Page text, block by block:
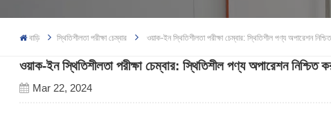
বাড়ি স্থিতিশীলতা পরীক্ষা চেম্বার ওয়াক-ইন স্থিতিশীলতা পরীক্ষা চেম্বার: স্থিতিশীল পণ্য অপারেশন নিশ্চিত
ওয়াক-ইন স্থিতিশীলতা পরীক্ষা চেম্বার: স্থিতিশীল পণ্য অপারেশন নিশ্চিত
Mar 22, 2024